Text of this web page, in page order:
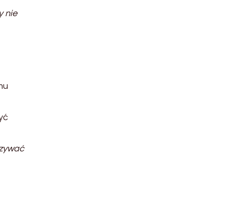
nie